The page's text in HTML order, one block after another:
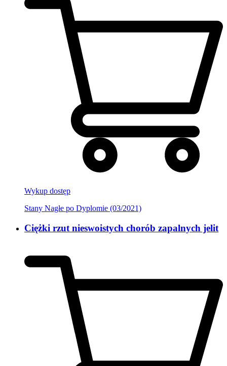
Wykup dostęp
Stany Nagłe po Dyplomie (03/2021)
Ciężki rzut nieswoistych chorób zapalnych jelit